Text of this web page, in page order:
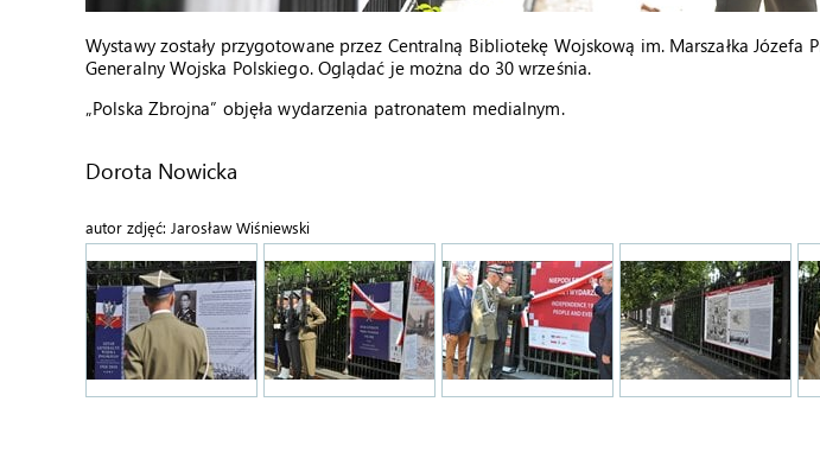
Wystawy zostały przygotowane przez Centralną Bibliotekę Wojskową im. Marszałka Józefa
Generalny Wojska Polskiego. Oglądać je można do 30 września.
„Polska Zbrojna” objęła wydarzenia patronatem medialnym.
Dorota Nowicka
autor zdjęć: Jarosław Wiśniewski